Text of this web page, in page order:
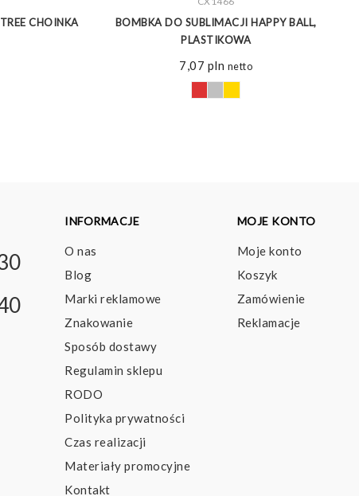
CHOINKA
BOMBKA DO SUBLIMACJI HAPPY BALL,
PLASTIKOWA
7,07 pln netto
INFORMACJE
O nas
Blog
Marki reklamowe
Znakowanie
Sposób dostawy
Regulamin sklepu
RODO
Polityka prywatności
Czas realizacji
Materiały promocyjne
Kontakt
MOJE KONTO
Moje konto
Koszyk
Zamówienie
Reklamacje